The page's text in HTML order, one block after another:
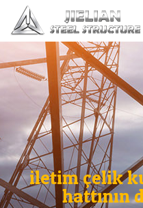
iletim çelik
hattının